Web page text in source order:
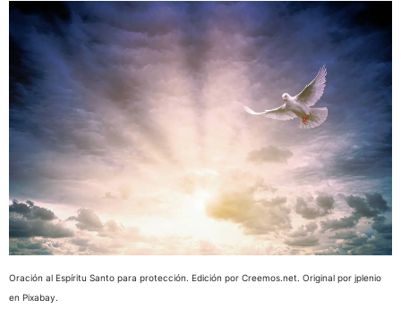
Oración al Espíritu Santo para protección. Edición por Creemos.net. Original por jplenio
en Pixabay.